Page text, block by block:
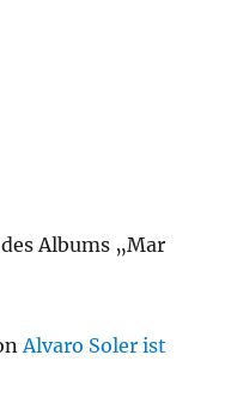
Albums „Mar
Alvaro Soler ist